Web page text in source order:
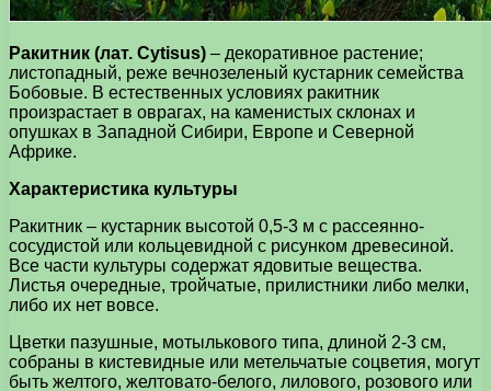
Ракитник (лат. Cytisus) – декоративное растение;
листопадный, реже вечнозеленый кустарник семейства
Бобовые. В естественных условиях ракитник
произрастает в оврагах, на каменистых склонах и
опушках в Западной Сибири, Европе и Северной
Африке.
Характеристика культуры
Ракитник – кустарник высотой 0,5-3 м с рассеянно-
сосудистой или кольцевидной с рисунком древесиной.
Все части культуры содержат ядовитые вещества.
Листья очередные, тройчатые, прилистники либо мелки,
либо их нет вовсе.
Цветки пазушные, мотылькового типа, длиной 2-3 см,
собраны в кистевидные или метельчатые соцветия, могут
быть желтого, желтовато-белого, лилового, розового или